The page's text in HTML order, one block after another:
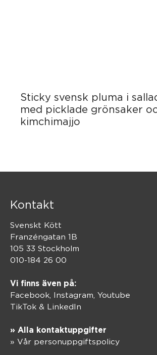
Sticky svensk pluma i
med picklade grönsaker
kimchimajjo
Kontakt
Svenskt Kött
Franzéngatan 1B
105 33 Stockholm
010-184 26 00
Vi finns även på:
Facebook, Instagram Youtube
TikTok & LinkedIn
» Alla kontaktuppgifter
» Vår personuppgiftspolicy